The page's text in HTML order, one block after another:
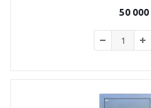
50 000